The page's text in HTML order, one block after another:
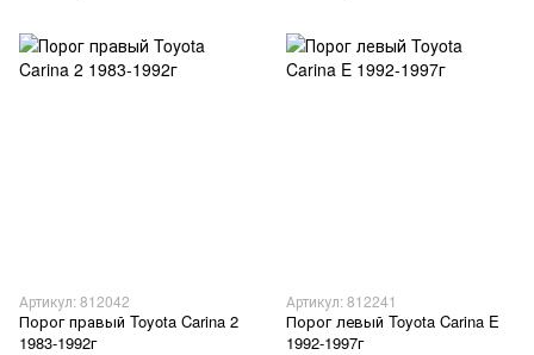
Артикул: 812042
Порог правый Toyota Carina 2
1983-1992г
Артикул: 812241
Порог левый Toyota Carina E
1992-1997г